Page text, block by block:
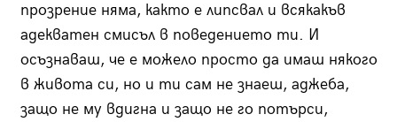
прозрение няма, както е липсвал и всякакъв
адекватен смисъл в поведението ти. И
осъзнаваш, че е можело просто да имаш някого
в живота си, но и ти сам не знаеш, аджеба,
защо не му вдигна и защо не го потърси,